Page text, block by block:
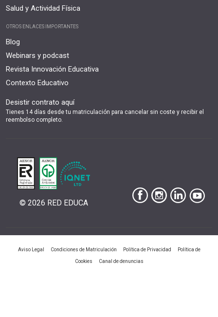
Salud y Actividad Física
OTROS ENLACES IMPORTANTES
Blog
Webinars y podcast
Revista Innovación Educativa
Contexto Educativo
Desistir contrato aquí
Tienes 14 días desde tu matriculación para cancelar sin coste y recibir el
reembolso completo.
© 2026 RED EDUCA
Aviso Legal Condiciones de Matriculación Política de Privacidad Política de
Cookies Canal de denuncias